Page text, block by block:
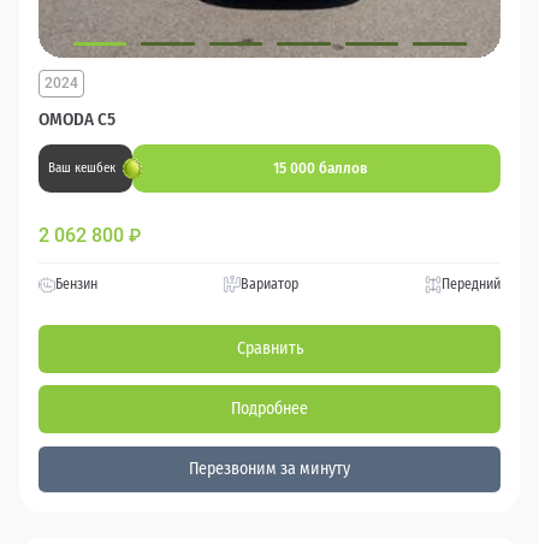
OMODA C5
2024
Ваш кешбек 15 000 баллов
2 062 800 ₽
Бензин Вариатор Передний
Сравнить
Подробнее
Перезвоним за минуту